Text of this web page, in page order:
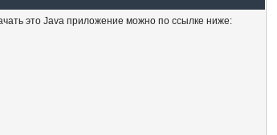
это Java приложение можно по ссылке ниже: